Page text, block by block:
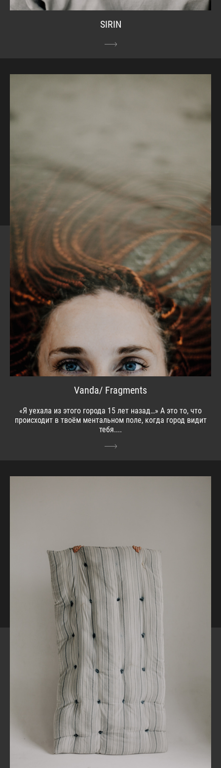
SIRIN
Vanda/ Fragments
«Я уехала из этого города 15 лет назад…» А это то, что
происходит в твоём ментальном поле, когда город видит
тебя....